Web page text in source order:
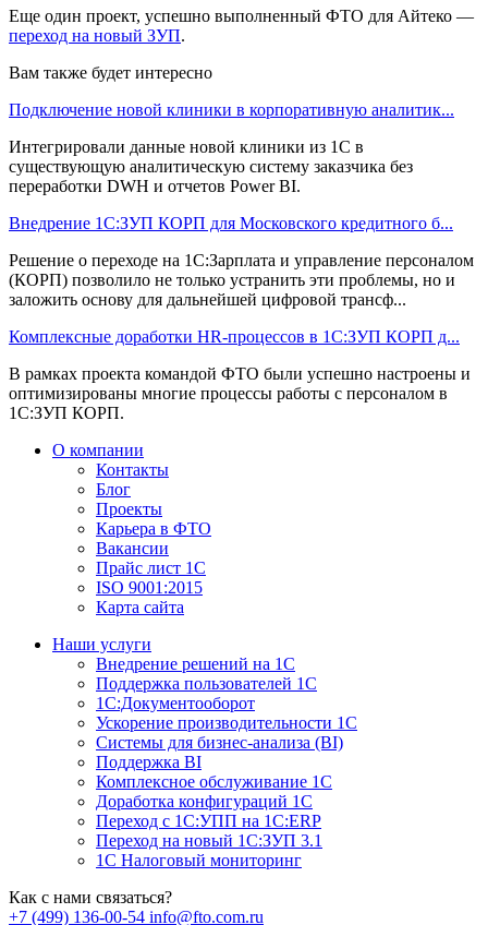
Еще один проект, успешно выполненный ФТО для Айтеко —
переход на новый ЗУП.
Вам также будет интересно
Подключение новой клиники в корпоративную аналитик...
Интегрировали данные новой клиники из 1С в
существующую аналитическую систему заказчика без
переработки DWH и отчетов Power BI.
Внедрение 1С:ЗУП КОРП для Московского кредитного б...
Решение о переходе на 1С:Зарплата и управление персоналом
(КОРП) позволило не только устранить эти проблемы, но и
заложить основу для дальнейшей цифровой трансф...
Комплексные доработки HR-процессов в 1С:ЗУП КОРП д...
В рамках проекта командой ФТО были успешно настроены и
оптимизированы многие процессы работы с персоналом в
1С:ЗУП КОРП.
О компании
Контакты
Блог
Проекты
Карьера в ФТО
Вакансии
Прайс лист 1С
ISO 9001:2015
Карта сайта
Наши услуги
Внедрение решений на 1С
Поддержка пользователей 1С
1С:Документооборот
Ускорение производительности 1С
Системы для бизнес-анализа (BI)
Поддержка BI
Комплексное обслуживание 1С
Доработка конфигураций 1С
Переход с 1С:УПП на 1С:ERP
Переход на новый 1C:ЗУП 3.1
1С Налоговый мониторинг
Как с нами связаться?
+7 (499) 136-00-54 info@fto.com.ru